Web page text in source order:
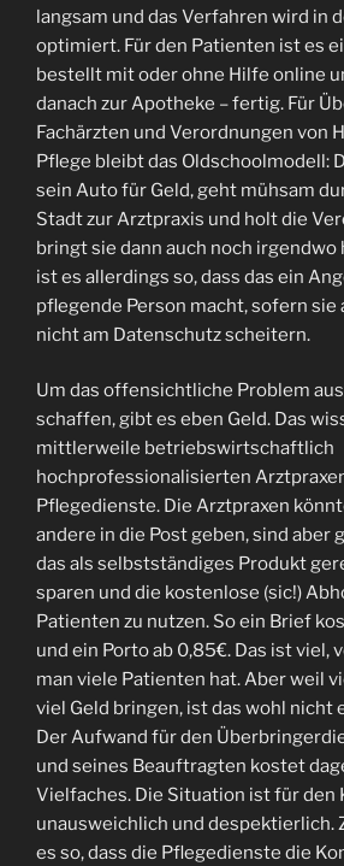
langsam und das Verfahren wird in
optimiert. Für den Patienten ist es
bestellt mit oder ohne Hilfe online
danach zur Apotheke – fertig. Für
Fachärzten und Verordnungen von
Pflege bleibt das Oldschoolmodell:
sein Auto für Geld, geht mühsam
Stadt zur Arztpraxis und holt die
bringt sie dann auch noch irgendwo
ist es allerdings so, dass das ein
pflegende Person macht, sofern sie
nicht am Datenschutz scheitern.
Um das offensichtliche Problem
schaffen, gibt es eben Geld. Das
mittlerweile betriebswirtschaftlich
hochprofessionalisierten
Pflegedienste. Die Arztpraxen
andere in die Post geben, sind aber
das als selbstständiges Produkt
sparen und die kostenlose (sic!)
Patienten zu nutzen. So ein Brief
und ein Porto ab 0,85€. Das ist viel,
man viele Patienten hat. Aber weil
viel Geld bringen, ist das wohl nicht
Der Aufwand für den
und seines Beauftragten kostet
Vielfaches. Die Situation ist für den
unausweichlich und despektierlich.
es so, dass die Pflegedienste die